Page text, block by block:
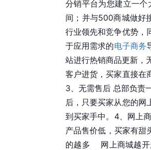
分销平台为您建立一
间；并与500商城做好
行业领先和竞争优势，
于应用需求的电子商务
站进行热销商品更新，
客户进货，买家直接在
3、无需售后 总部负责
后，只要买家从您的网
到买家手中。4、网上
产品售价低，买家有甜
的越多 　网上商城越